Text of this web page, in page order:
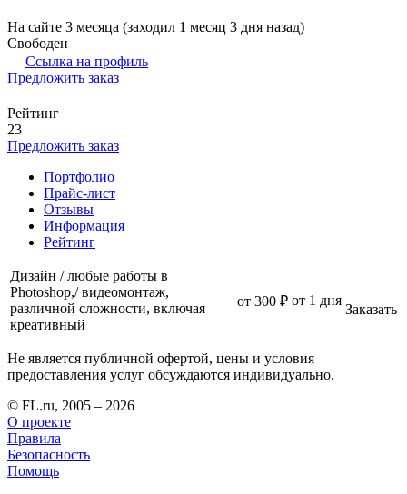
На сайте 3 месяца (заходил 1 месяц 3 дня назад)
Свободен
Ссылка на профиль
Предложить заказ
Рейтинг
23
Предложить заказ
Портфолио
Прайс-лист
Отзывы
Информация
Рейтинг
Дизайн / любые работы в
Photoshop,/ видеомонтаж,
различной сложности, включая
креативный
от 300 ₽ от 1 дня
Заказать
Не является публичной офертой, цены и условия
предоставления услуг обсуждаются индивидуально.
© FL.ru, 2005 – 2026
О проекте
Правила
Безопасность
Помощь